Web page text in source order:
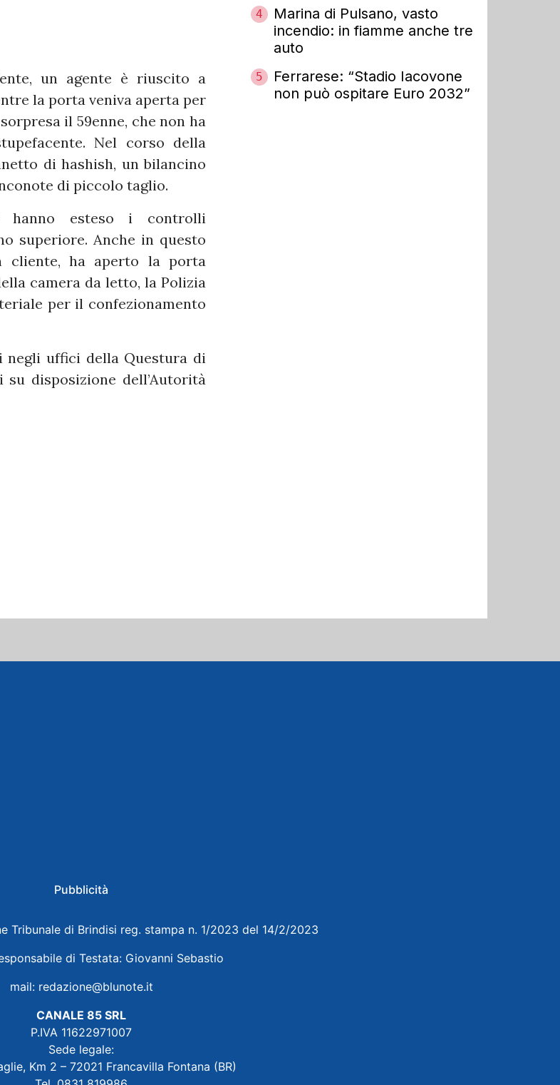
un agente è riuscito a
la porta veniva aperta per
il 59enne, che non ha
Nel corso della
di hashish, un bilancino
di piccolo taglio.
esteso i controlli
superiore. Anche in questo
cliente, ha aperto la porta
camera da letto, la Polizia
per il confezionamento
uffici della Questura di
disposizione dell’Autorità
4
Marina di Pulsano, vasto
incendio: in fiamme anche tre
auto
5
Ferrarese: “Stadio Iacovone
non può ospitare Euro 2032”
Pubblicità
Tribunale di Brindisi reg. stampa n. 1/2023 del 14/2/2023
di Testata: Giovanni Sebastio
mail: redazione@blunote.it
CANALE 85 SRL
P.IVA 11622971007
Sede legale:
Km 2 – 72021 Francavilla Fontana (BR)